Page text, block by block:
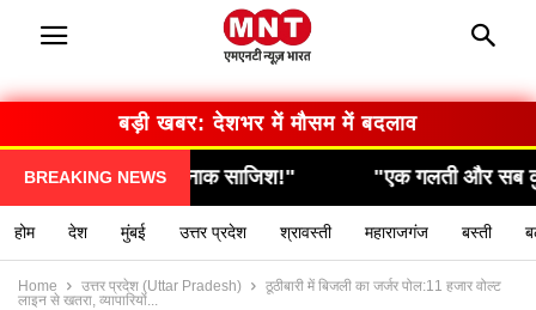
बड़ी खबर: सरकार का बड़ा फैसला
BREAKING NEWS
"एक गलती और सब कुछ खत्म… देखिए कैसे हुआ हादसा!"
होम देश मुंबई उत्तर प्रदेश श्रावस्ती महाराजगंज बस्ती
Home उत्तर प्रदेश (Uttar Pradesh)
ठूठीबारी में बिजली का जर्जर पोल:11 हजार वोल्ट
लाइन से खतरा, व्यापारियों...